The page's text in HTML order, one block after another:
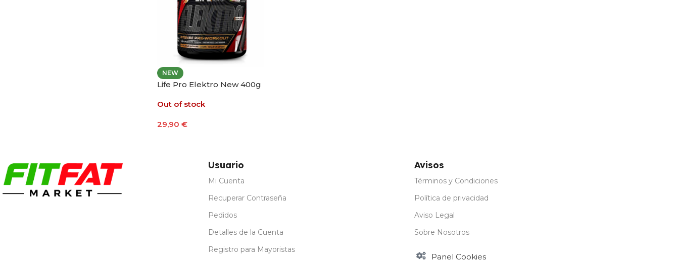
NEW
Life Pro Elektro New 400g
Out of stock
29,90 €
Usuario
Mi Cuenta
Recuperar Contraseña
Pedidos
Detalles de la Cuenta
Registro para Mayoristas
Avisos
Términos y Condiciones
Política de privacidad
Aviso Legal
Sobre Nosotros
Panel Cookies